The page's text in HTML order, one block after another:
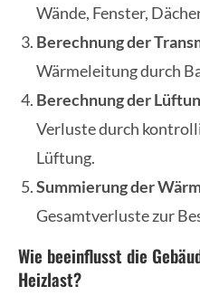
Wände, Fenster,
Berechnung der
Wärmeleitung durch
Berechnung der
Verluste durch
Lüftung.
Summierung der
Gesamtverluste zur
Wie beeinflusst die
Heizlast?